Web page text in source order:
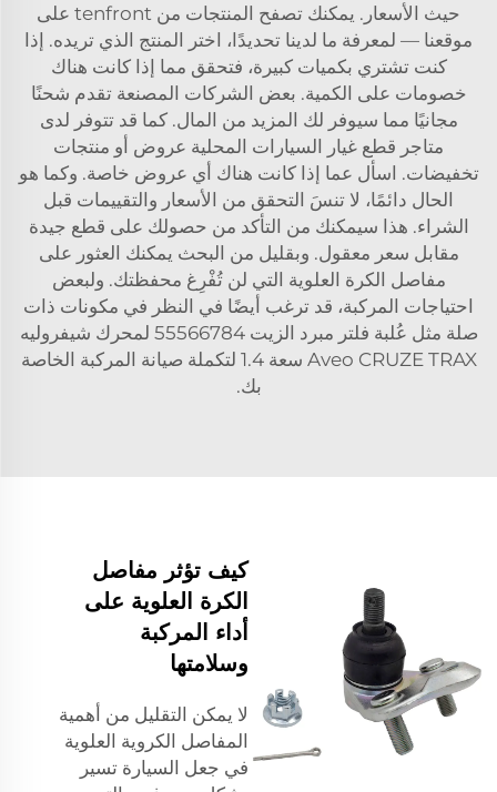
حيث الأسعار. يمكنك تصفح المنتجات من tenfront على
موقعنا — لمعرفة ما لدينا تحديدًا، اختر المنتج الذي تريده. إذا
كنت تشتري بكميات كبيرة، فتحقق مما إذا كانت هناك
خصومات على الكمية. بعض الشركات المصنعة تقدم شحنًا
مجانيًا مما سيوفر لك المزيد من المال. كما قد تتوفر لدى
متاجر قطع غيار السيارات المحلية عروض أو منتجات
تخفيضات. اسأل عما إذا كانت هناك أي عروض خاصة. وكما هو
الحال دائمًا، لا تنسَ التحقق من الأسعار والتقييمات قبل
الشراء. هذا سيمكنك من التأكد من حصولك على قطع جيدة
مقابل سعر معقول. وبقليل من البحث يمكنك العثور على
مفاصل الكرة العلوية التي لن تُفْرِغ محفظتك. ولبعض
احتياجات المركبة، قد ترغب أيضًا في النظر في مكونات ذات
صلة مثل
عُلبة فلتر مبرد الزيت 55566784 لمحرك شيفروليه
Aveo CRUZE TRAX سعة 1.4
لتكملة صيانة المركبة الخاصة
بك.
كيف تؤثر مفاصل
الكرة العلوية على
أداء المركبة
وسلامتها
لا يمكن التقليل من أهمية
المفاصل الكروية العلوية
في جعل السيارة تسير